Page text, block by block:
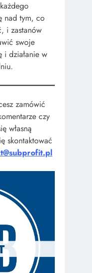
nad tym, co
i zastanów
swoje
i działanie w
zamówić
czy
własną
skontaktować